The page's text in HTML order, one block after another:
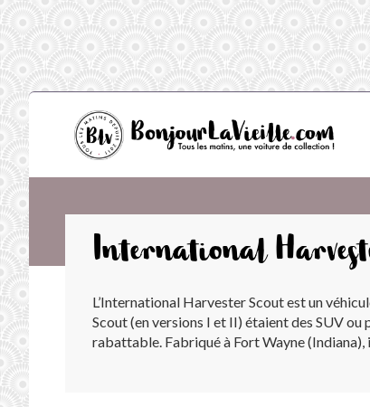
International
L’International Harvester Scout est un
Scout (en versions I et II) étaient des SUV
rabattable. Fabriqué à Fort Wayne